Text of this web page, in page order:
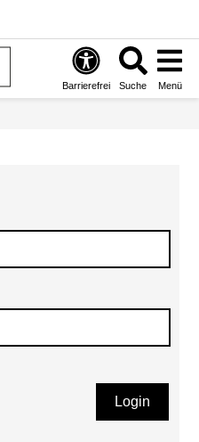
Barrierefrei Suche Menü
Login